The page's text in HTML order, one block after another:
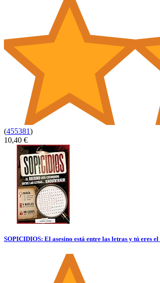
(455381)
10,40 €
SOPICIDIOS: El asesino está entre las letras y tú eres